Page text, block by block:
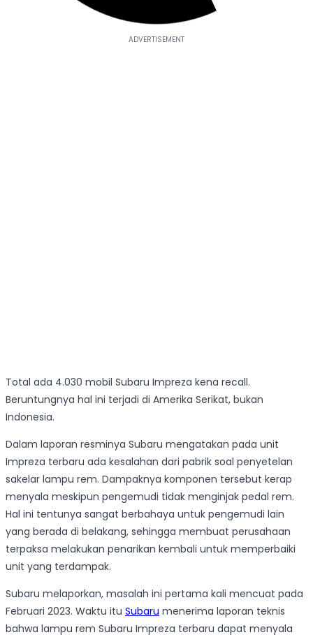
Total ada 4.030 mobil Subaru Impreza kena recall.
Beruntungnya hal ini terjadi di Amerika Serikat, bukan
Indonesia.
Dalam laporan resminya Subaru mengatakan pada unit
Impreza terbaru ada kesalahan dari pabrik soal penyetelan
sakelar lampu rem. Dampaknya komponen tersebut kerap
menyala meskipun pengemudi tidak menginjak pedal rem.
Hal ini tentunya sangat berbahaya untuk pengemudi lain
yang berada di belakang, sehingga membuat perusahaan
terpaksa melakukan penarikan kembali untuk memperbaiki
unit yang terdampak.
Subaru melaporkan, masalah ini pertama kali mencuat pada
Februari 2023. Waktu itu Subaru menerima laporan teknis
bahwa lampu rem Subaru Impreza terbaru dapat menyala